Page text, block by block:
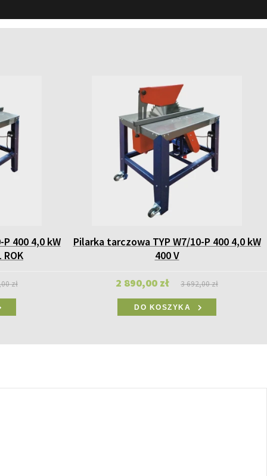
400 4,0 kW
ROK
zł
Pilarka tarczowa TYP W7/10-P 400 4,0 kW
400 V
2 890,00 zł 3 692,00 zł
DO KOSZYKA